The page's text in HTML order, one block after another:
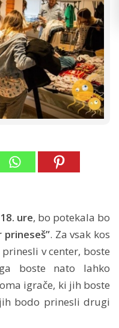
ure, bo potekala bo
prineseš”. Za vsak kos
v center, boste
boste nato lahko
igrače, ki jih boste
bodo prinesli drugi